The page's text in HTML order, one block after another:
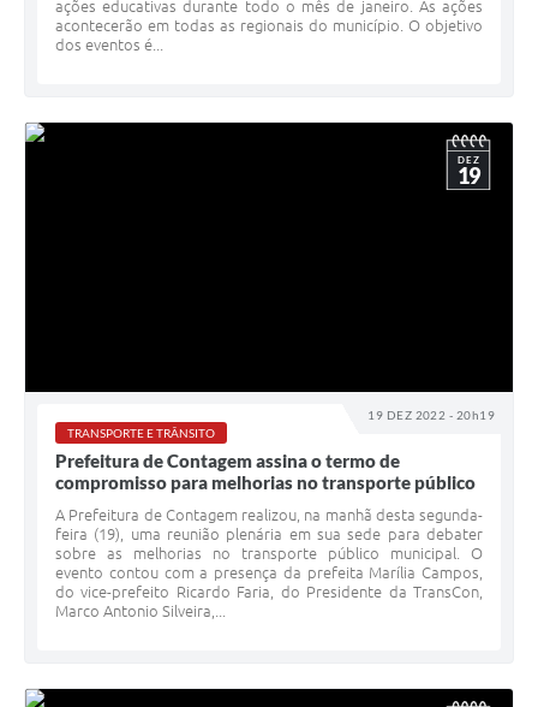
ações educativas durante todo o mês de janeiro. As ações
acontecerão em todas as regionais do município. O objetivo
dos eventos é...
19 DEZ 2022 - 20h19
DEZ
19
TRANSPORTE E TRÂNSITO
Prefeitura de Contagem assina o termo de
compromisso para melhorias no transporte público
A Prefeitura de Contagem realizou, na manhã desta segunda-
feira (19), uma reunião plenária em sua sede para debater
sobre as melhorias no transporte público municipal. O
evento contou com a presença da prefeita Marília Campos,
do vice-prefeito Ricardo Faria, do Presidente da TransCon,
Marco Antonio Silveira,...